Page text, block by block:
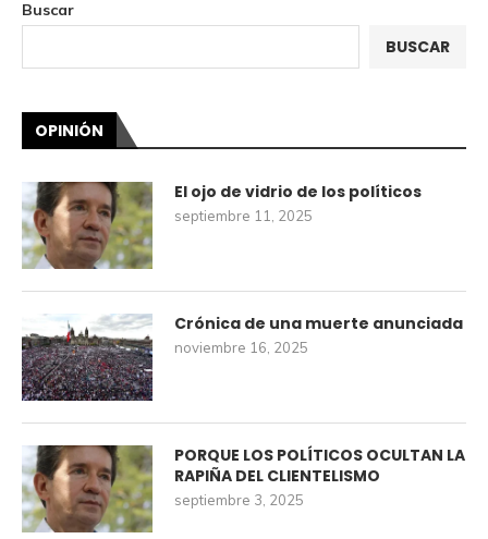
Buscar
BUSCAR
OPINIÓN
El ojo de vidrio de los políticos
septiembre 11, 2025
Crónica de una muerte anunciada
noviembre 16, 2025
PORQUE LOS POLÍTICOS OCULTAN LA
RAPIÑA DEL CLIENTELISMO
septiembre 3, 2025